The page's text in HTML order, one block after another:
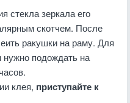
стекла зеркала его
скотчем. После
ракушки на раму. Для
нужно подождать на
клея, приступайте к